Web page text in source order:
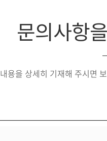
문의사항
내용을 상세히 기재해 주시면